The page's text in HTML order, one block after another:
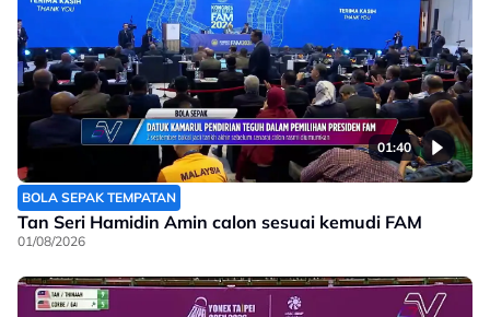
01:40
BOLA SEPAK TEMPATAN
Tan Seri Hamidin Amin calon sesuai kemudi FAM
01/08/2026